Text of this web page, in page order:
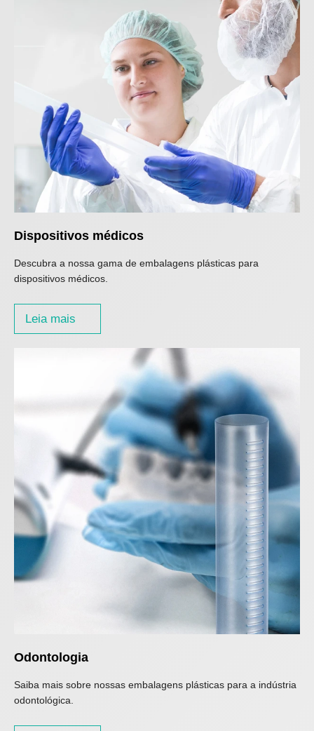
Dispositivos médicos
Descubra a nossa gama de embalagens plásticas para
dispositivos médicos.
Leia mais
Odontologia
Saiba mais sobre nossas embalagens plásticas para a indústria
odontológica.